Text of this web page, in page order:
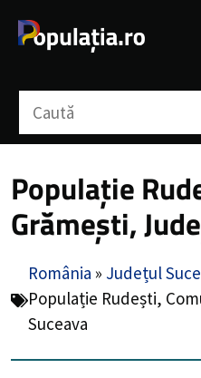
Populație
Grămești,
România » Județul
Populație Rudești,
Suceava